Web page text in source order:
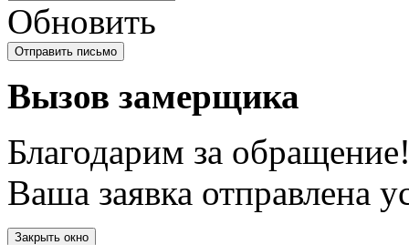
Обновить
Вызов замерщика
Благодарим за
Ваша заявка отправлена
Закрыть окно